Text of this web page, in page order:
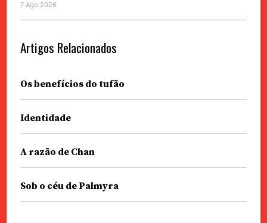
7 Ago 2026
Artigos Relacionados
Os benefícios do tufão
Identidade
A razão de Chan
Sob o céu de Palmyra